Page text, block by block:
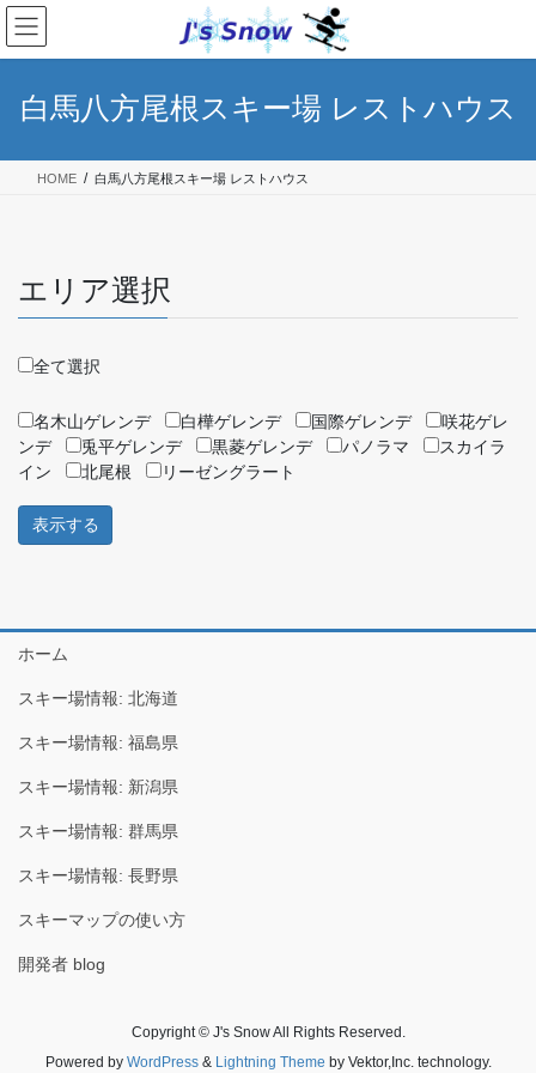
コ
ン
テ
ス
ナ
ビ
ゲ
ン
白馬八方尾根スキー場 レストハウス
HOME 白馬八方尾根スキー場 レストハウス
エリア選択
全て選択
名木山ゲレンデ 白樺ゲレンデ 国際ゲレンデ
咲花ゲレ
ンデ
兎平ゲレンデ 黒菱ゲレンデ パノラマ
スカイラ
イン
北尾根 リーゼングラート
ホーム
スキー場情報: 北海道
スキー場情報: 福島県
スキー場情報: 新潟県
スキー場情報: 群馬県
スキー場情報: 長野県
スキーマップの使い方
開発者 blog
Copyright © J's Snow All Rights Reserved.
Powered by WordPress& Lightning Theme by Vektor,Inc. technology.